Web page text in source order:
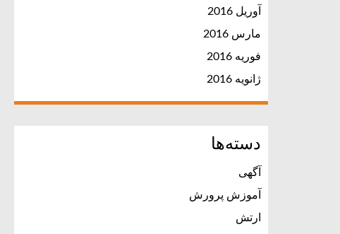
آوریل 2016
مارس 2016
فوریه 2016
ژانویه 2016
دسته‌ها
آگهی
آموزش پرورش
ارتش